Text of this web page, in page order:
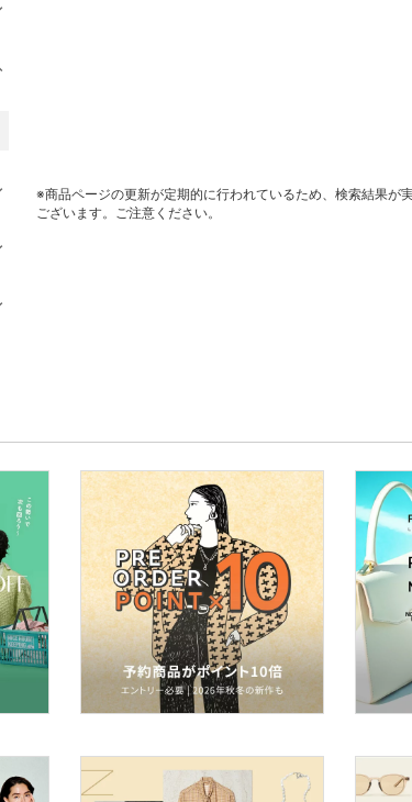
※商品ページの更新が定期的に行われているため、検索結果が
ございます。ご注意ください。